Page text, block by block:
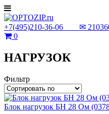
+7(495)210-36-06 ✉
0
НАГРУЗОК
Фильтр
Блок нагрузок БН 28 Ом